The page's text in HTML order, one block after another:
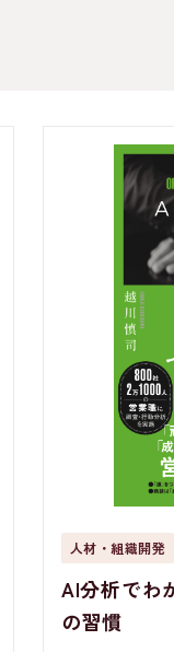
人材・組織開発
AI分析でわ
の習慣